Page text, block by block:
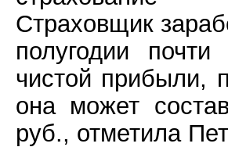
Страховщик
полугодии
чистой прибыли,
она может
руб., отметила